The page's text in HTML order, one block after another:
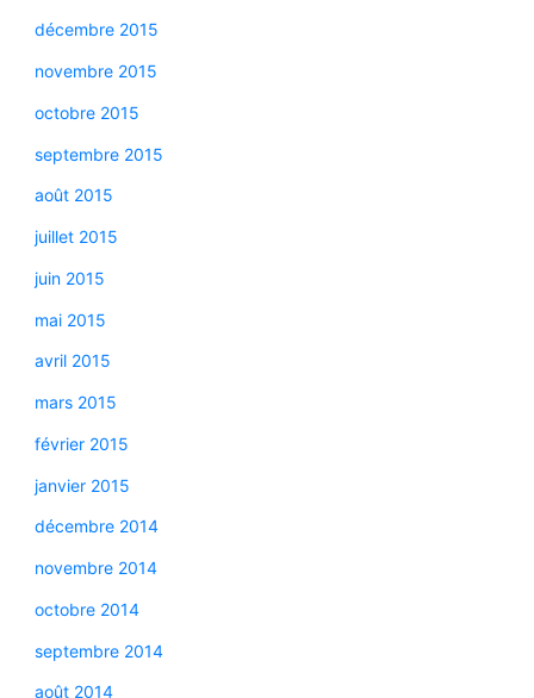
décembre 2015
novembre 2015
octobre 2015
septembre 2015
août 2015
juillet 2015
juin 2015
mai 2015
avril 2015
mars 2015
février 2015
janvier 2015
décembre 2014
novembre 2014
octobre 2014
septembre 2014
août 2014